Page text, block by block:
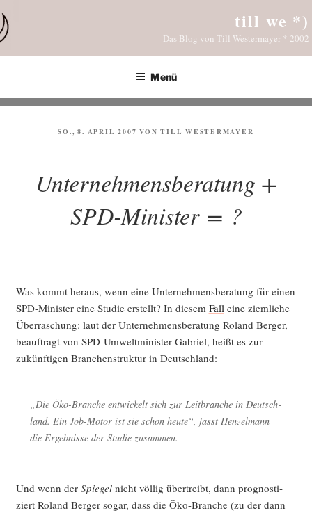
Inhalt
springen
till we *)
Das Blog von Till Westermayer * 2002
Menü
VERÖFFENTLICHT
SO., 8. APRIL 2007 VONTILL WESTERMAYER
Unternehmensberatung +
SPD-Minister = ?
Was kommt her­aus, wenn eine Unter­neh­mens­be­ra­tung für einen
SPD-Minis­ter eine Stu­die erstellt? In die­sem Fall eine ziem­li­che
Über­ra­schung: laut der Unter­neh­mens­be­ra­tung Roland Ber­ger,
beauf­tragt von SPD-Umwelt­mi­nis­ter Gabri­el, heißt es zur
zukünf­ti­gen Bran­chen­struk­tur in Deutschland:
„Die Öko-Bran­che ent­wi­ckelt sich zur Leit­bran­che in Deutsch­
land. Ein Job-Motor ist sie schon heu­te“, fasst Hen­zel­mann
die Ergeb­nis­se der Stu­die zusammen.
Und wenn der Spie­gelnicht völ­lig über­treibt, dann pro­gnos­ti­
ziert Roland Ber­ger sogar, dass die Öko-Bran­che (zu der dann